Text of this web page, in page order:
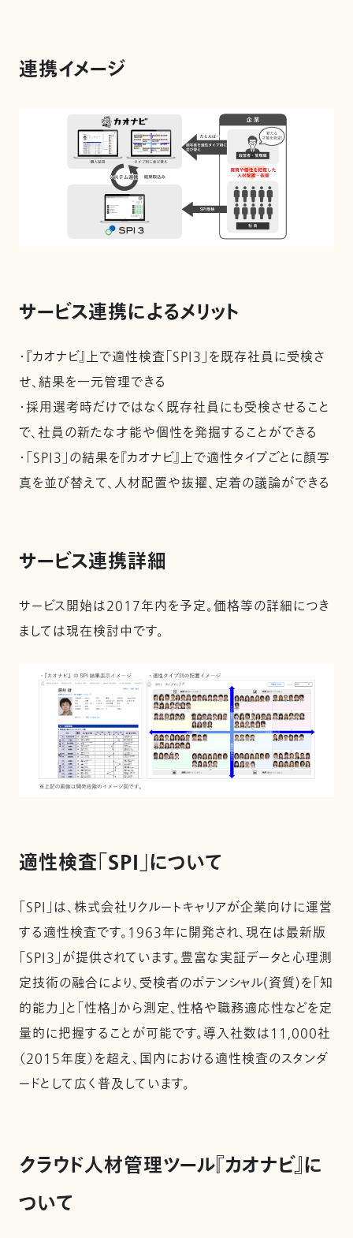
連携イメージ
サービス連携によるメリット
・『カオナビ』上で適性検査「SPI3」を既存社員に受検さ
せ、結果を一元管理できる
・採用選考時だけではなく既存社員にも受検させること
で、社員の新たな才能や個性を発掘することができる
・「SPI3」の結果を『カオナビ』上で適性タイプごとに顔写
真を並び替えて、人材配置や抜擢、定着の議論ができる
サービス連携詳細
サービス開始は2017年内を予定。価格等の詳細につき
ましては現在検討中です。
適性検査「SPI」について
「SPI」は、株式会社リクルートキャリアが企業向けに運営
する適性検査です。1963年に開発され、現在は最新版
「SPI3」が提供されています。豊富な実証データと心理測
定技術の融合により、受検者のポテンシャル(資質)を「知
的能力」と「性格」から測定、性格や職務適応性などを定
量的に把握することが可能です。導入社数は11,000社
（2015年度）を超え、国内における適性検査のスタンダ
ードとして広く普及しています。
クラウド人材管理ツール『カオナビ』に
ついて